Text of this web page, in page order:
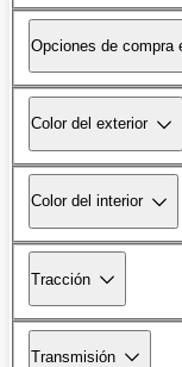
Opciones de compra
Color del exterior
Color del interior
Tracción
Transmisión